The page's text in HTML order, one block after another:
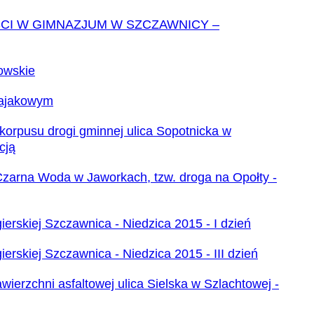
W GIMNAZJUM W SZCZAWNICY –
drogi gminnej ulica Sopotnicka w
Woda w Jaworkach, tzw. droga na Opołty -
Szczawnica - Niedzica 2015 - I dzień
Szczawnica - Niedzica 2015 - III dzień
asfaltowej ulica Sielska w Szlachtowej -